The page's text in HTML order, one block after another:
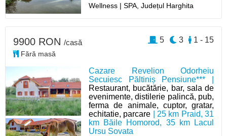
Wellness | SPA, Județul Harghita
Cazare Revelion Odorheiu
Secuiesc Păltiniș Pensiune*** |
Restaurant, bucătărie, bar, sala de
evenimente, distilerie palincă, pub,
ferma de animale, cuptor, gratar,
echitatie, parcare | 25 km Praid, 31
km Băile Homorod, 35 km Lacul
Ursu Sovata
9900 RON /casă
Fără masă
1 - 15
3
5